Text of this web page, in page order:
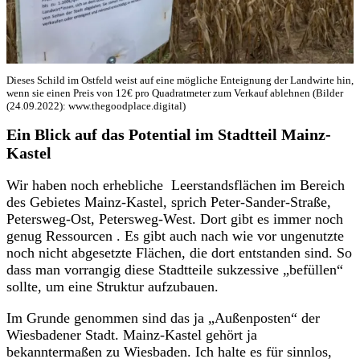
Dieses Schild im Ostfeld weist auf eine mögliche Enteignung der Landwirte hin,
wenn sie einen Preis von 12€ pro Quadratmeter zum Verkauf ablehnen (Bilder
(24.09.2022): www.thegoodplace.digital)
Ein Blick auf das Potential im Stadtteil Mainz-
Kastel
Wir haben noch erhebliche Leerstandsflächen im Bereich
des Gebietes Mainz-Kastel, sprich Peter-Sander-Straße,
Petersweg-Ost, Petersweg-West. Dort gibt es immer noch
genug Ressourcen . Es gibt auch nach wie vor ungenutzte
noch nicht abgesetzte Flächen, die dort entstanden sind. So
dass man vorrangig diese Stadtteile sukzessive „befüllen“
sollte, um eine Struktur aufzubauen.
Im Grunde genommen sind das ja „Außenposten“ der
Wiesbadener Stadt. Mainz-Kastel gehört ja
bekanntermaßen zu Wiesbaden. Ich halte es für sinnlos,